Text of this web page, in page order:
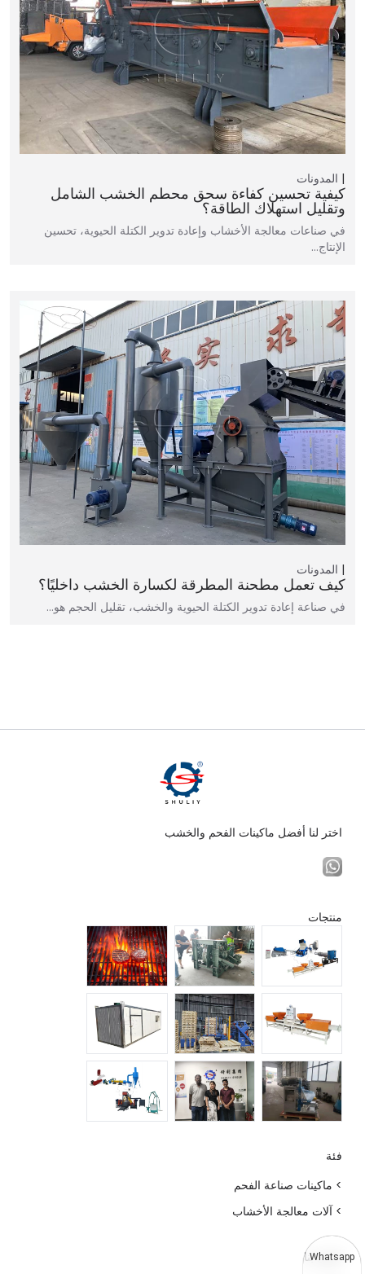
المدونات
كيفية تحسين كفاءة سحق محطم الخشب الشامل
وتقليل استهلاك الطاقة؟
في صناعات معالجة الأخشاب وإعادة تدوير الكتلة الحيوية، تحسين
الإنتاج…
المدونات
كيف تعمل مطحنة المطرقة لكسارة الخشب داخليًا؟
في صناعة إعادة تدوير الكتلة الحيوية والخشب، تقليل الحجم هو…
اختر لنا أفضل ماكينات الفحم والخشب
منتجات
فئة
> ماكينات صناعة الفحم
> آلات معالجة الأخشاب
اتصل بنا
Whatsapp